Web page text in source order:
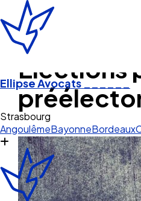
Ellipse Avocats______
Angoulême
Elections